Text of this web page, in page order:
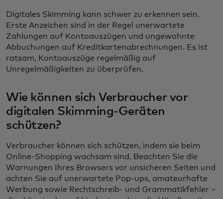
Digitales Skimming kann schwer zu erkennen sein.
Erste Anzeichen sind in der Regel unerwartete
Zahlungen auf Kontoauszügen und ungewohnte
Abbuchungen auf Kreditkartenabrechnungen. Es ist
ratsam, Kontoauszüge regelmäßig auf
Unregelmäßigkeiten zu überprüfen.
Wie können sich Verbraucher vor
digitalen Skimming-Geräten
schützen?
Verbraucher können sich schützen, indem sie beim
Online-Shopping wachsam sind. Beachten Sie die
Warnungen Ihres Browsers vor unsicheren Seiten und
achten Sie auf unerwartete Pop-ups, amateurhafte
Werbung sowie Rechtschreib- und Grammatikfehler –